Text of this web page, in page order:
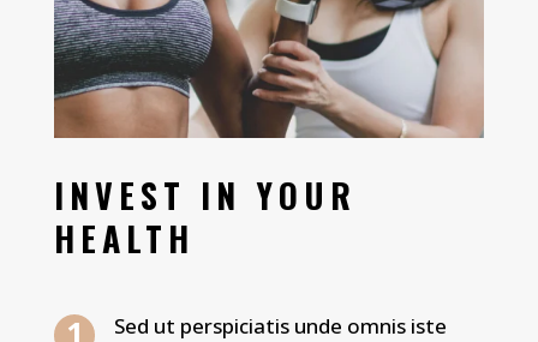
INVEST IN YOUR
HEALTH
Sed ut perspiciatis unde omnis iste